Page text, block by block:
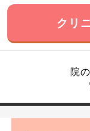
クリ
院